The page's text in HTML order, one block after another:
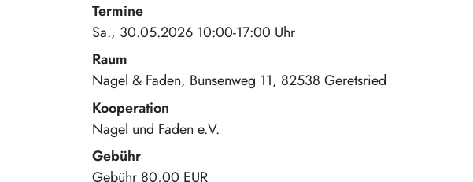
Termine
Sa., 30.05.2026 10:00-17:00 Uhr
Raum
Nagel & Faden Bunsenweg 11 82538 Geretsried
Kooperation
Nagel und Faden e.V.
Gebühr
Gebühr 80,00 EUR